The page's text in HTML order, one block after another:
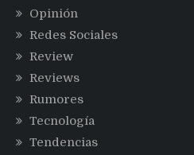
Opinión
Redes Sociales
Review
Reviews
Rumores
Tecnología
Tendencias